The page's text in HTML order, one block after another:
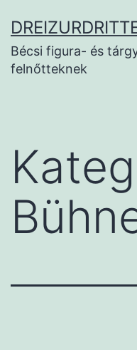
tartalomhoz
Bécsi figura- és
felnőtteknek